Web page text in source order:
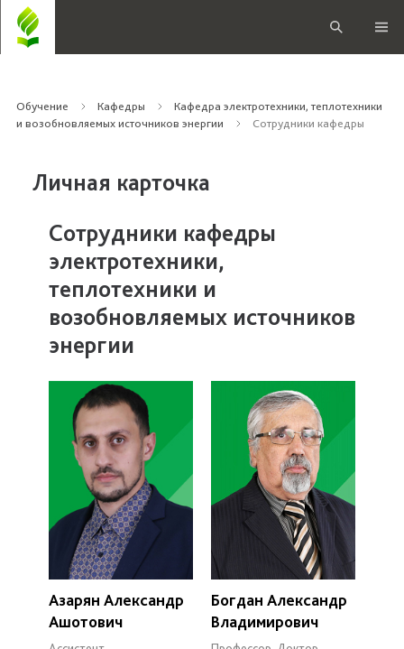
Обучение Кафедры
Кафедра электротехники, теплотехники
и возобновляемых источников энергии
Сотрудники кафедры
Личная карточка
Сотрудники кафедры
электротехники,
теплотехники и
возобновляемых источников
энергии
Азарян Александр
Ашотович
Богдан Александр
Владимирович